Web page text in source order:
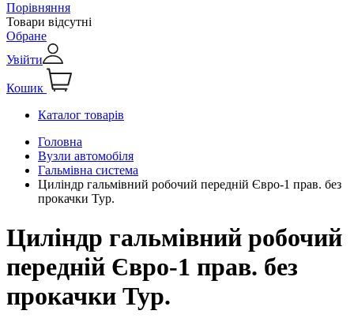
Порівняння
Товари відсутні
Обране
Увійти
Кошик
Каталог товарів
Головна
Вузли автомобіля
Гальмівна система
Цилiндр гальмiвний робочий передній Євро-1 прав. без
прокачки Тур.
Цилiндр гальмiвний робочий
передній Євро-1 прав. без
прокачки Тур.